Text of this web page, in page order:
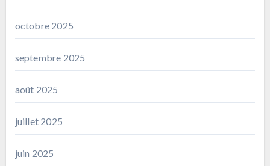
octobre 2025
septembre 2025
août 2025
juillet 2025
juin 2025